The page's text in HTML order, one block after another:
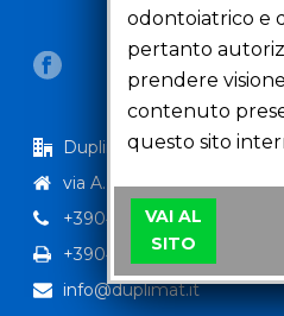
Duplimat Srl
via A.Niedda 13 35010
+39049629890
+390498934323
info@duplimat.it
odontoiatrico e
pertanto
prendere
contenuto
questo sito
VAI AL
SITO